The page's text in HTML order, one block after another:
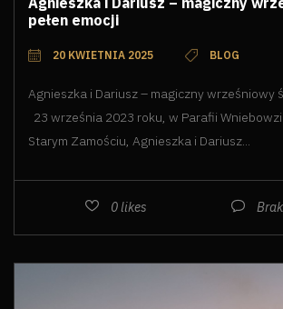
pełen emocji
20 KWIETNIA 2025 BLOG
Agnieszka i Dariusz – magiczny wrześniowy
23 września 2023 roku, w Parafii
Starym Zamościu, Agnieszka i Dariusz...
0likes